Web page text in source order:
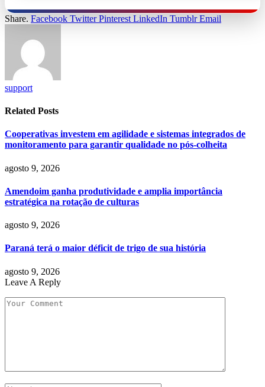
Share. Facebook Twitter Pinterest LinkedIn Tumblr Email
support
Related Posts
Cooperativas investem em agilidade e sistemas integrados de
monitoramento para garantir qualidade no pós-colheita
agosto 9, 2026
Amendoim ganha produtividade e amplia importância
estratégica na rotação de culturas
agosto 9, 2026
Paraná terá o maior déficit de trigo de sua história
agosto 9, 2026
Leave A Reply